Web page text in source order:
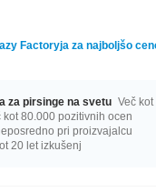
Factoryja za najboljšo
za pirsinge na svetu Več
kot 80.000 pozitivnih ocen
pri proizvajalcu
20 let izkušenj